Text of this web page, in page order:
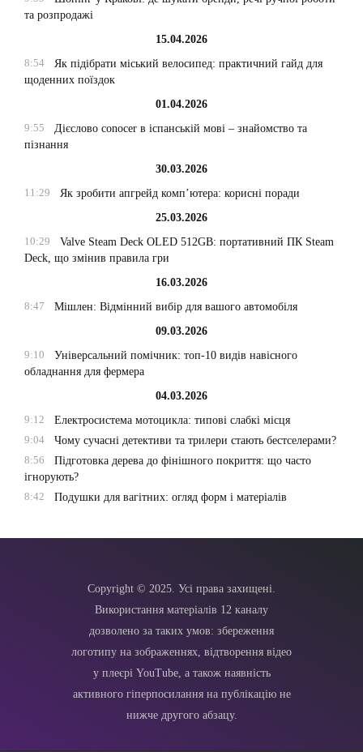
та розпродажі
15.04.2026
8:54
Як підібрати міський велосипед: практичний гайд для
щоденних поїздок
01.04.2026
9:55
Дієслово conocer в іспанській мові – знайомство та
пізнання
30.03.2026
11:29
Як зробити апгрейд комп’ютера: корисні поради
25.03.2026
10:29
Valve Steam Deck OLED 512GB: портативний ПК Steam
Deck, що змінив правила гри
16.03.2026
8:47
Мішлен: Відмінний вибір для вашого автомобіля
09.03.2026
9:10
Універсальний помічник: топ-10 видів навісного
обладнання для фермера
04.03.2026
9:12
Електросистема мотоцикла: типові слабкі місця
9:04
Чому сучасні детективи та трилери стають бестселерами?
8:56
Підготовка дерева до фінішного покриття: що часто
ігнорують?
8:42
Подушки для вагітних: огляд форм і матеріалів
Copyright © 2025. Усі права захищені.
Використання матеріалів 12 каналу
дозволено за таких умов: збереження
логотипу на зображеннях, відтворення відео
у плеєрі YouTube, а також наявність
активного гіперпосилання на публікацію не
нижче другого абзацу.